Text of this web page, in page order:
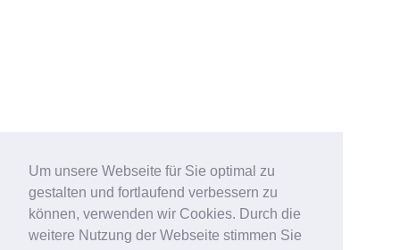
Um unsere Webseite für Sie optimal zu
gestalten und fortlaufend verbessern zu
können, verwenden wir Cookies. Durch die
weitere Nutzung der Webseite stimmen Sie